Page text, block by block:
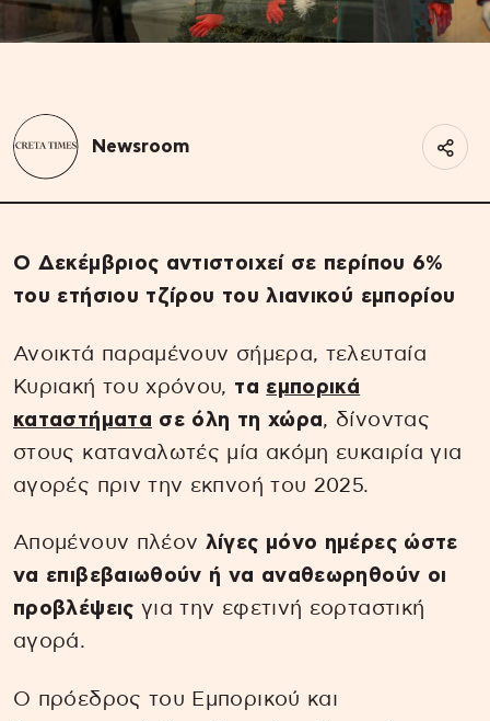
Newsroom
Ο Δεκέμβριος αντιστοιχεί σε περίπου 6%
του ετήσιου τζίρου του λιανικού εμπορίου
Ανοικτά παραμένουν σήμερα, τελευταία
Κυριακή του χρόνου, τα εμπορικά
καταστήματα σε όλη τη χώρα, δίνοντας
στους καταναλωτές μία ακόμη ευκαιρία για
αγορές πριν την εκπνοή του 2025.
Απομένουν πλέον λίγες μόνο ημέρες ώστε
να επιβεβαιωθούν ή να αναθεωρηθούν οι
προβλέψεις για την εφετινή εορταστική
αγορά.
Ο πρόεδρος του Εμπορικού και